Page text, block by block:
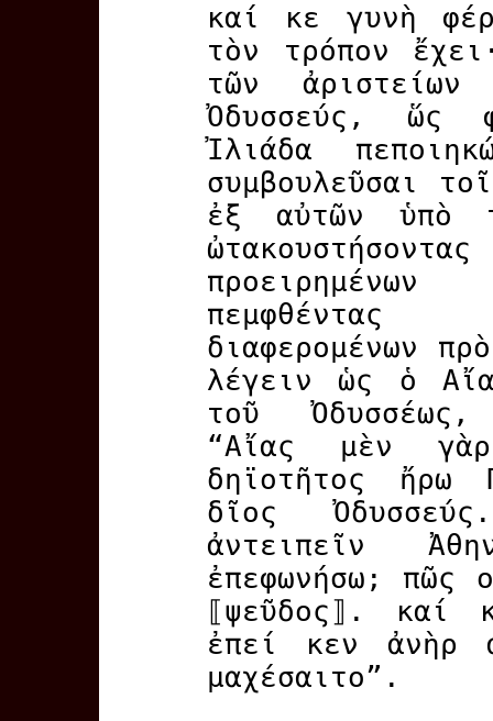
καί κε γυνὴ
τὸν τρόπον
τῶν
Ὀδυσσεύς, ὥς
Ἰλιάδα
συμβουλεῦσαι
ἐξ αὐτῶν ὑπὸ
πεμφθέντας
διαφερομένων
λέγειν ὡς ὁ
τοῦ Ὀδυσσέως,
“Αἴας μὲν
δηϊοτῆτος ἤρω
δῖος
ἀντειπεῖν
ἐπεφωνήσω; πῶς
⟦ψεῦδος⟧. καί
ἐπεί κεν ἀνὴρ
μαχέσαιτο”.